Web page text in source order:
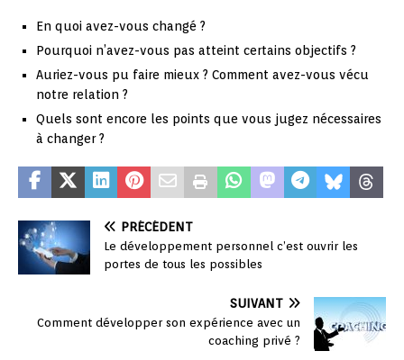
En quoi avez-vous changé ?
Pourquoi n’avez-vous pas atteint certains objectifs ?
Auriez-vous pu faire mieux ? Comment avez-vous vécu
notre relation ?
Quels sont encore les points que vous jugez nécessaires
à changer ?
PRÉCÉDENT
Le développement personnel c’est ouvrir les
portes de tous les possibles
SUIVANT
Comment développer son expérience avec un
coaching privé ?